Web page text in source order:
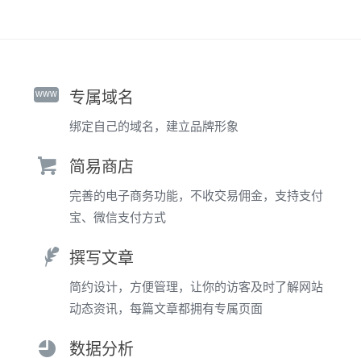
www 专属域名
绑定自己的域名，建立品牌形象
简易商店
完善的电子商务功能，不收交易佣金，支持支付
宝、微信支付方式
撰写文章
简约设计，方便管理，让你的访客及时了解网站
动态资讯，每篇文章都拥有专属页面
数据分析